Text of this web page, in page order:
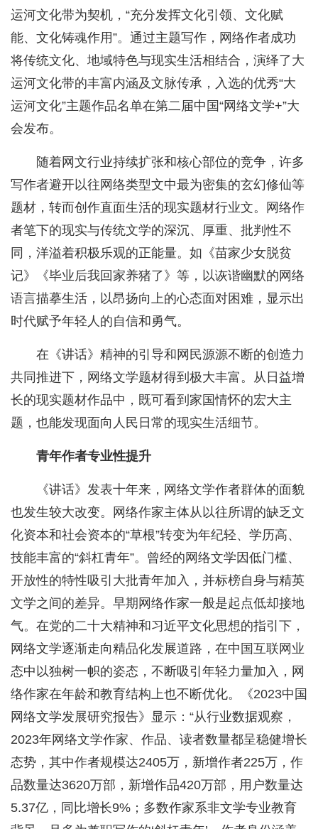
运河文化带为契机，“充分发挥文化引领、文化赋
能、文化铸魂作用”。通过主题写作，网络作者成功
将传统文化、地域特色与现实生活相结合，演绎了大
运河文化带的丰富内涵及文脉传承，入选的优秀“大
运河文化”主题作品名单在第二届中国“网络文学+”大
会发布。
随着网文行业持续扩张和核心部位的竞争，许多
写作者避开以往网络类型文中最为密集的玄幻修仙等
题材，转而创作直面生活的现实题材行业文。网络作
者笔下的现实与传统文学的深沉、厚重、批判性不
同，洋溢着积极乐观的正能量。如《苗家少女脱贫
记》《毕业后我回家养猪了》等，以诙谐幽默的网络
语言描摹生活，以昂扬向上的心态面对困难，显示出
时代赋予年轻人的自信和勇气。
在《讲话》精神的引导和网民源源不断的创造力
共同推进下，网络文学题材得到极大丰富。从日益增
长的现实题材作品中，既可看到家国情怀的宏大主
题，也能发现面向人民日常的现实生活细节。
青年作者专业性提升
《讲话》发表十年来，网络文学作者群体的面貌
也发生较大改变。网络作家主体从以往所谓的缺乏文
化资本和社会资本的“草根”转变为年纪轻、学历高、
技能丰富的“斜杠青年”。曾经的网络文学因低门槛、
开放性的特性吸引大批青年加入，并标榜自身与精英
文学之间的差异。早期网络作家一般是起点低却接地
气。在党的二十大精神和习近平文化思想的指引下，
网络文学逐渐走向精品化发展道路，在中国互联网业
态中以独树一帜的姿态，不断吸引年轻力量加入，网
络作家在年龄和教育结构上也不断优化。《2023中国
网络文学发展研究报告》显示：“从行业数据观察，
2023年网络文学作家、作品、读者数量都呈稳健增长
态势，其中作者规模达2405万，新增作者225万，作
品数量达3620万部，新增作品420万部，用户数量达
5.37亿，同比增长9%；多数作家系非文学专业教育